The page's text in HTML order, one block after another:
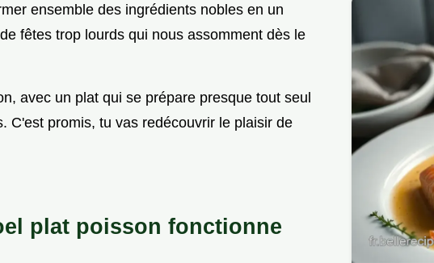
ensemble des ingrédients nobles en un
fêtes trop lourds qui nous assomment dès le
avec un plat qui se prépare presque tout seul
C'est promis, tu vas redécouvrir le plaisir de
plat poisson fonctionne